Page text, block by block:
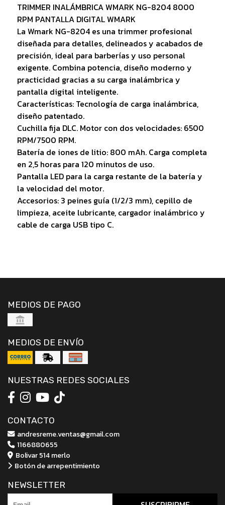
TRIMMER INALÁMBRICA WMARK NG-8204 8000
RPM PANTALLA DIGITAL WMARK
La Wmark NG-8204 es una trimmer profesional
diseñada para detalles, delineados y acabados de
precisión, ideal para barberías y uso personal
exigente. Combina potencia, diseño moderno y
practicidad gracias a su carga inalámbrica y
pantalla digital inteligente.
Características: Tecnología de carga inalámbrica,
diseño patentado.
Cuchilla fija DLC. Motor con dos velocidades: 6500
RPM/7500 RPM.
Batería de iones de litio: 800 mAh. Carga completa
en 2,5 horas para 120 minutos de uso.
Pantalla LED para la carga restante de la batería y
la velocidad del motor.
Accesorios: 3 peines guía (1/2/3 mm), cepillo de
limpieza, aceite lubricante, cargador inalámbrico y
cable de carga USB tipo C.
MEDIOS DE PAGO
MEDIOS DE ENVÍO
NUESTRAS REDES SOCIALES
CONTACTO
andresreme.ventas@gmail.com
1166880655
Bolivar 514 merlo
Botón de arrepentimiento
NEWSLETTER